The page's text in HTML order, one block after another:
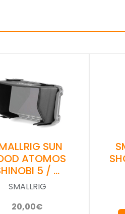
SUN
ATOMOS
5 / …
SMALLRIG
20,00€